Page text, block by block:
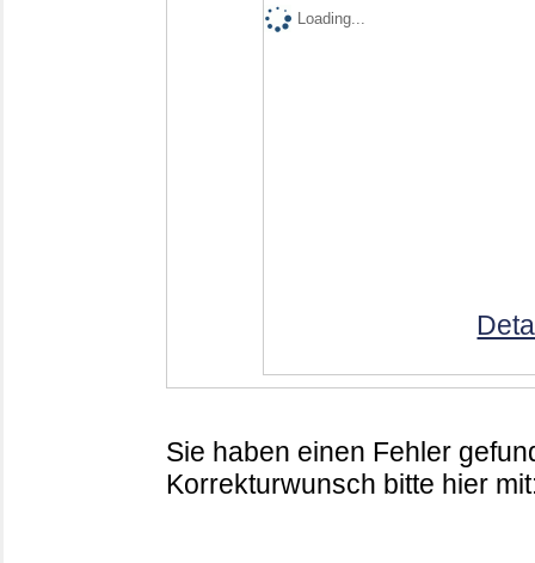
Loading...
Sie haben einen Fehler
Korrekturwunsch bitte hier